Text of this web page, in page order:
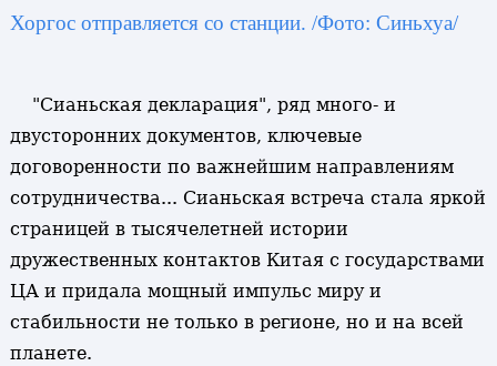
Хоргос отправляется со станции. /Фото: Синьхуа/
"Сианьская декларация", ряд много- и
двусторонних документов, ключевые
договоренности по важнейшим направлениям
сотрудничества... Сианьская встреча стала яркой
страницей в тысячелетней истории
дружественных контактов Китая с государствами
ЦА и придала мощный импульс миру и
стабильности не только в регионе, но и на всей
планете.